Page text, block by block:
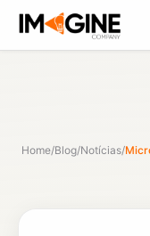
Home/Blog/Notícias/